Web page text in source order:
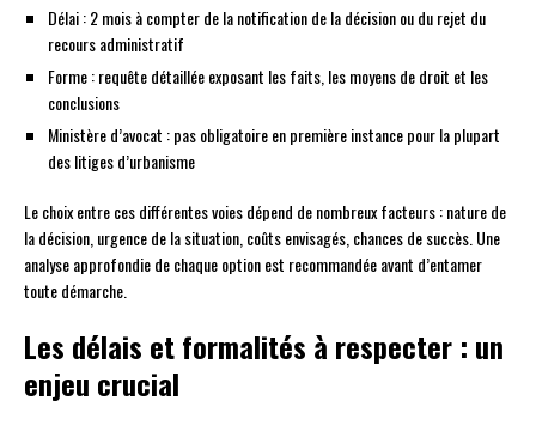
Délai : 2 mois à compter de la notification de la décision ou du rejet du
recours administratif
Forme : requête détaillée exposant les faits, les moyens de droit et les
conclusions
Ministère d’avocat : pas obligatoire en première instance pour la plupart
des litiges d’urbanisme
Le choix entre ces différentes voies dépend de nombreux facteurs : nature de
la décision, urgence de la situation, coûts envisagés, chances de succès. Une
analyse approfondie de chaque option est recommandée avant d’entamer
toute démarche.
Les délais et formalités à respecter : un
enjeu crucial